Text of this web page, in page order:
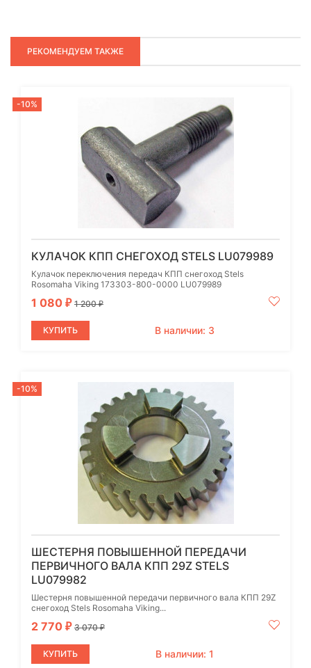
РЕКОМЕНДУЕМ ТАКЖЕ
-10%
КУЛАЧОК КПП СНЕГОХОД STELS LU079989
Кулачок переключения передач КПП снегоход Stels
Rosomaha Viking 173303-800-0000 LU079989
1 080 ₽ 1 200₽
КУПИТЬ В наличии: 3
-10%
ШЕСТЕРНЯ ПОВЫШЕННОЙ ПЕРЕДАЧИ
ПЕРВИЧНОГО ВАЛА КПП 29Z STELS
LU079982
Шестерня повышенной передачи первичного вала КПП 29Z
снегоход Stels Rosomaha Viking...
2 770 ₽ 3 070₽
КУПИТЬ В наличии: 1